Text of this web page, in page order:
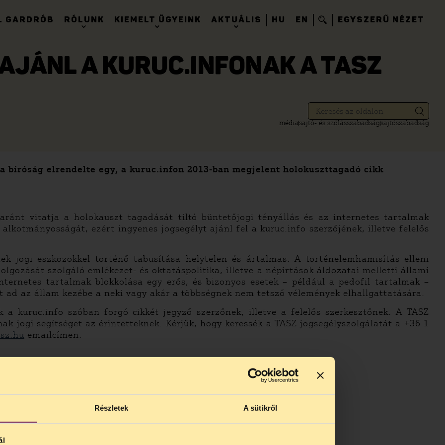
Részletek A sütikről
GARDRÓB RÓLUNK KIEMELT ÜGYEINK AKTUÁLIS HU EN EGYSZERŰ NÉZET
A KURUC.INFONAK A TASZ
médiasajtó- és szólásszabadságsajtószabadság
bíróság elrendelte egy, a kuruc.infon 2013-ban megjelent holokuszttagadó cikk
vitatja a holokauszt tagadását tiltó büntetőjogi tényállás és az internetes tartalmak
ezért ingyenes jogsegélyt ajánl fel a kuruc.info szerzőjének, illetve felelős
jogi eszközökkel történő tabusítása helytelen és ártalmas. A történelemhamisítás elleni
szolgáló emlékezet- és oktatáspolitika, illetve a népirtások áldozatai melletti állami
tartalmak blokkolása egy erős, és bizonyos esetek – például a pedofil tartalmak –
az állam kezébe a neki vagy akár a többségnek nem tetsző vélemények elhallgattatására.
kuruc.info szóban forgó cikkét jegyző szerzőnek, illetve a felelős szerkesztőnek. A TASZ
jogi segítséget az érintetteknek. Kérjük, hogy keressék a TASZ jogsegélyszolgálatát a +36 1
emailcímen.
tagadas-ujra-velemenyeztuk-torvenyjavaslatot